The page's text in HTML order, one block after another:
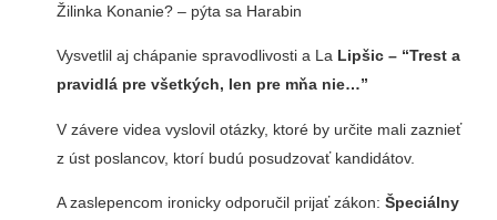
Žilinka Konanie? – pýta sa Harabin
Vysvetlil aj chápanie spravodlivosti a La Lipšic – “Trest a
pravidlá pre všetkých, len pre mňa nie…”
V závere videa vyslovil otázky, ktoré by určite mali zaznieť
z úst poslancov, ktorí budú posudzovať kandidátov.
A zaslepencom ironicky odporučil prijať zákon: Špeciálny